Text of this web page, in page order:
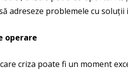
adreseze problemele cu soluții
operare
criza poate fi un moment